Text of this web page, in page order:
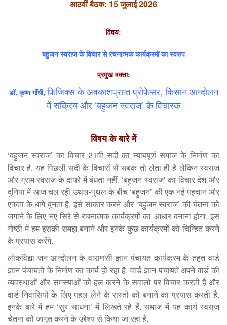
आठवीं बैठक: 15 जुलाई 2026
विषय:
बहुजन स्वराज के विचार से रचनात्मक कार्यक्रमों का स्वरुप
प्रमुख वक्ता:
डॉ. कृष्ण गाँधी,फिजिक्स के अवकाशप्राप्त प्रोफ़ेसर, किसान आन्दोलन
में सक्रिय और ‘बहुजन स्वराज’ के विचारक
विषय के बारे में
‘बहुजन स्वराज’ का विचार 21वीं सदी का न्यायपूर्ण समाज के निर्माण का
विचार है. यह पिछली सदी के विचारों से सबक तो लेता ही है लेकिन स्वराज
और ग्राम स्वराज के दायरे में बंधता नहीं. ‘बहुजन स्वराज’ का विचार देश और
दुनिया में आज चल रही उथल-पुथल के बीच ‘बहुजन’ की एक नई पहचान और
एकता के धागे बुनता है. इसे साकार करने और ‘बहुजन स्वराज’ की चेतना को
जगाने के लिए नए सिरे से रचनात्मक कार्यक्रमों का आधार बनाना होगा. इस
गोष्ठी में हम इसकी समझ बनाने और इनके कुछ कार्यक्रमों को चिन्हित करने
के प्रयास करेंगे.
लोकविद्या जन आन्दोलन के वाराणसी ज्ञान पंचायत कार्यक्रम के तहत वार्ड
ज्ञान पंचायतों के निर्माण का कार्य हो रहा है. वार्ड ज्ञान पंचायतें अपने वार्ड की
व्यवस्थाओं और समस्याओं को हल करने के सवालों पर विचार करती हैं और
वार्ड निवासियों के लिए पहल लेने के रास्तों को बनाने का प्रयास करती हैं.
इनके बारे में हम ‘सुर साधना’ में लिखते रहे हैं. समाज में यह कार्य स्वराज
चेतना को जागृत करने के उद्देश्य से किया जा रहा है.